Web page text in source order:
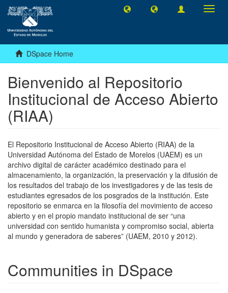
DSpace Home
Bienvenido al Repositorio
Institucional de Acceso Abierto
(RIAA)
El Repositorio Institucional de Acceso Abierto (RIAA) de la
Universidad Autónoma del Estado de Morelos (UAEM) es un
archivo digital de carácter académico destinado para el
almacenamiento, la organización, la preservación y la difusión de
los resultados del trabajo de los investigadores y de las tesis de
estudiantes egresados de los posgrados de la institución. Este
repositorio se enmarca en la filosofía del movimiento de acceso
abierto y en el propio mandato institucional de ser “una
universidad con sentido humanista y compromiso social, abierta
al mundo y generadora de saberes” (UAEM, 2010 y 2012).
Communities in DSpace